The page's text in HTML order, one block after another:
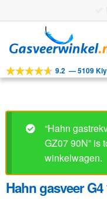
door
navigatie
naar
inhoud
Tools
Toepassingen
Klantenservice
9.2 —5109
“Hahn
GZ07 90N” is
winkelwagen.
Hahn gasveer G4